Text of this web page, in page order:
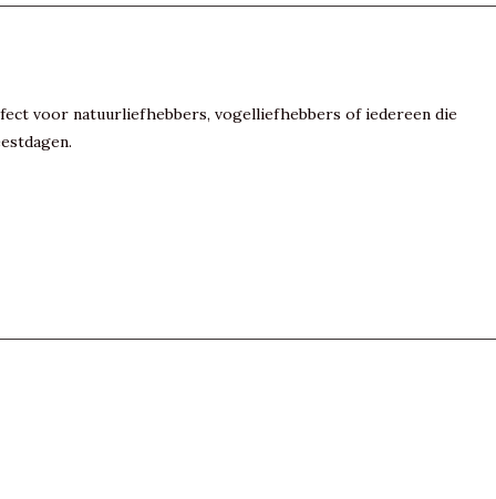
voor natuurliefhebbers, vogelliefhebbers of iedereen die